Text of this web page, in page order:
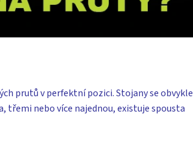
prutů v perfektní pozici.Stojany se obvykle
třemi nebo více najednou, existuje spousta